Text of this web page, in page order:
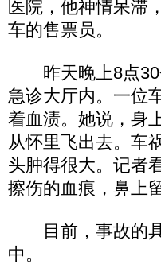
医院，他神情呆滞
车的售票员。
昨天晚上8点30
急诊大厅内。一位
着血渍。她说，身
从怀里飞出去。车
头肿得很大。记者
擦伤的血痕，鼻上
目前，事故的具
中。